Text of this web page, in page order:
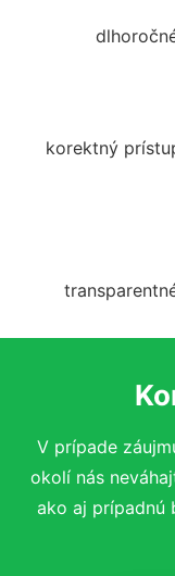
korektný
V prípade
okolí nás
ako aj prípadnú